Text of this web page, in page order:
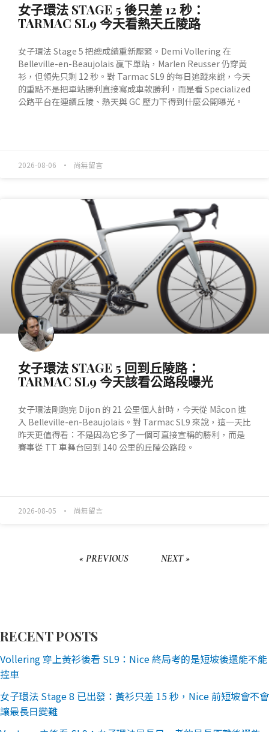
女子環法 STAGE 5 後只差 12 秒：
TARMAC SL9 今天看熱天丘陵路
女子環法 Stage 5 把總成績重新壓緊。Demi Vollering 在
Belleville-en-Beaujolais 贏下單站，Marlen Reusser 仍穿黃
衫，但領先只剩 12 秒。對 Tarmac SL9 的每日追蹤來說，今天
的重點不是把單站勝利直接寫成車款勝利，而是看 Specialized
公路平台在連續丘陵、熱天與 GC 壓力下得到什麼公開曝光。
2026-08-06 尚無留言
女子環法 STAGE 5 回到丘陵路：
TARMAC SL9 今天該看公路段曝光
女子環法剛跑完 Dijon 的 21 公里個人計時，今天從 Mâcon 進
入 Belleville-en-Beaujolais。對 Tarmac SL9 來說，這一天比
昨天更值得看：不是因為它多了一個可直接宣稱的勝利，而是
賽事從 TT 車舞台回到 140 公里的丘陵公路段。
2026-08-05 尚無留言
« PREVIOUS NEXT »
RECENT POSTS
Vollering 穿上黃衫後看 SL9：Nice 終局考的是短坡後還能不能
控車
女子環法 Stage 8 已出發：黃衫只差 15 秒，Nice 前短坡會不會
讓最長日變難